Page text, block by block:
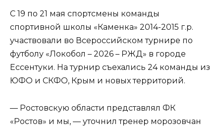
С 19 по 21 мая спортсмены команды
спортивной школы «Каменка» 2014-2015 г.р.
участвовали во Всероссийском турнире по
футболу «Локобол – 2026 – РЖД» в городе
Ессентуки. На турнир съехались 24 команды из
ЮФО и СКФО, Крым и новых территорий.
— Ростовскую области представлял ФК
«Ростов» и мы, — уточнил тренер морозовчан